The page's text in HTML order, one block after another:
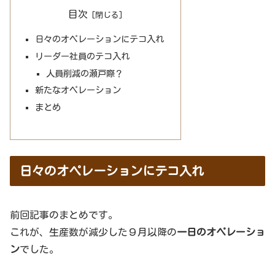
目次
日々のオペレーションにテコ入れ
リーダー社員のテコ入れ
人員削減の瀬戸際？
新たなオペレーション
まとめ
日々のオペレーションにテコ入れ
前回記事のまとめです。
これが、生産数が減少した９月以降の一日のオペレーショ
ンでした。